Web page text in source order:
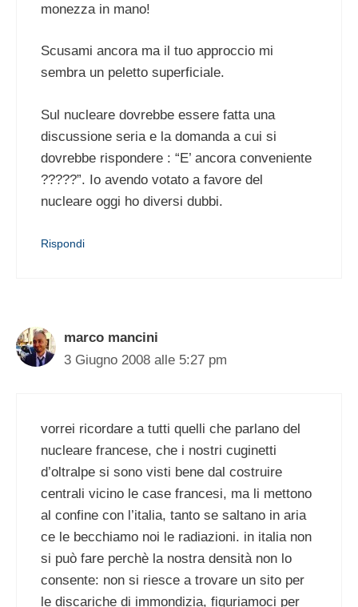
monezza in mano!
Scusami ancora ma il tuo approccio mi
sembra un peletto superficiale.
Sul nucleare dovrebbe essere fatta una
discussione seria e la domanda a cui si
dovrebbe rispondere : “E’ ancora conveniente
?????”. Io avendo votato a favore del
nucleare oggi ho diversi dubbi.
Rispondi
marco mancini
3 Giugno 2008 alle 5:27 pm
vorrei ricordare a tutti quelli che parlano del
nucleare francese, che i nostri cuginetti
d’oltralpe si sono visti bene dal costruire
centrali vicino le case francesi, ma li mettono
al confine con l’italia, tanto se saltano in aria
ce le becchiamo noi le radiazioni. in italia non
si può fare perchè la nostra densità non lo
consente: non si riesce a trovare un sito per
le discariche di immondizia, figuriamoci per